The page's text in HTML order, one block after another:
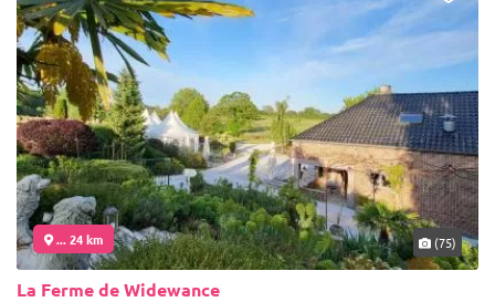
... 24 km (75)
La Ferme de Widewance